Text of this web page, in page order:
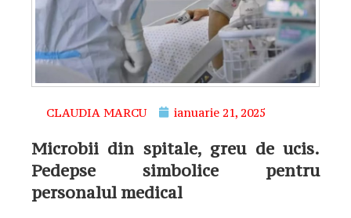
CLAUDIA MARCU ianuarie 21, 2025
Microbii din spitale, greu de ucis.
Pedepse simbolice pentru
personalul medical